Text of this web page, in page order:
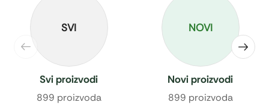
SVI
Svi proizvodi
899 proizvoda
NOVI
Novi proizvodi
899 proizvoda